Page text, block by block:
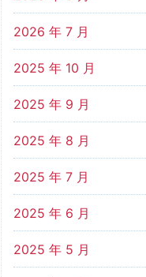
2026 年 7 月
2025 年 10 月
2025 年 9 月
2025 年 8 月
2025 年 7 月
2025 年 6 月
2025 年 5 月